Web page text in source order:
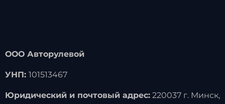
ООО Авторулевой
УНП: 101513467
Юридический и почтовый адрес:220037 г. Минск,